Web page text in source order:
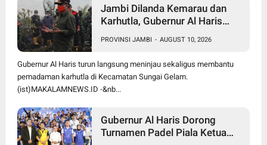
Jambi Dilanda Kemarau dan
Karhutla, Gubernur Al Haris
PROVINSI JAMBI - AUGUST 10, 2026
Gubernur Al Haris turun langsung meninjau sekaligus membantu
pemadaman karhutla di Kecamatan Sungai Gelam.
(ist)MAKALAMNEWS.ID -&nb...
Gubernur Al Haris Dorong
Turnamen Padel Piala Ketua